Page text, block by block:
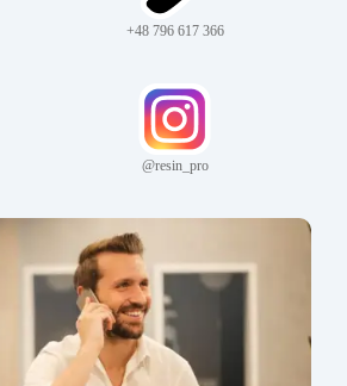
+48 796 617 366
@resin_pro